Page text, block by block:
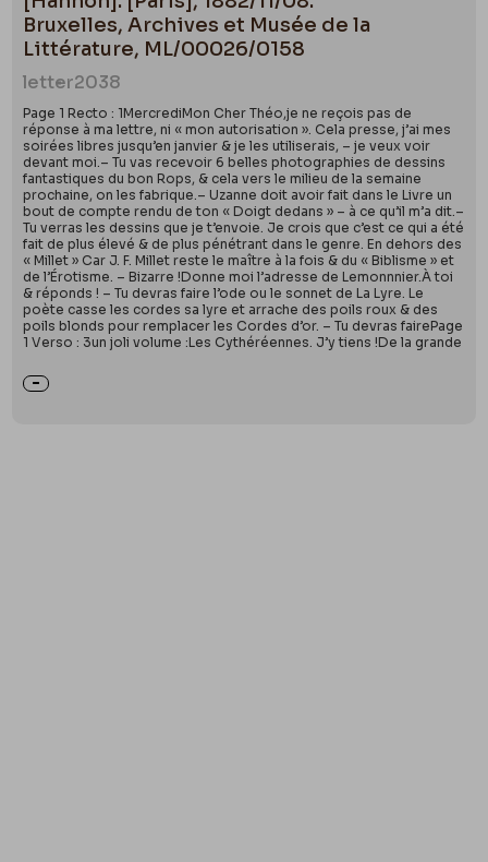
Bruxelles, Archives et Musée de la
Littérature, ML/00026/0158
letter2038
Page 1 Recto : 1MercrediMon Cher Théo,je ne reçois pas de
réponse à ma lettre, ni « mon autorisation ». Cela presse, j’ai mes
soirées libres jusqu’en janvier & je les utiliserais, – je veux voir
devant moi.– Tu vas recevoir 6 belles photographies de dessins
fantastiques du bon Rops, & cela vers le milieu de la semaine
prochaine, on les fabrique.– Uzanne doit avoir fait dans le Livre un
bout de compte rendu de ton « Doigt dedans » – à ce qu’il m’a dit.–
Tu verras les dessins que je t’envoie. Je crois que c’est ce qui a été
fait de plus élevé & de plus pénétrant dans le genre. En dehors des
« Millet » Car J. F. Millet reste le maître à la fois & du « Biblisme » et
de l’Érotisme. – Bizarre !Donne moi l’adresse de Lemonnnier.À toi
& réponds ! – Tu devras faire l’ode ou le sonnet de La Lyre. Le
poète casse les cordes sa lyre et arrache des poils roux & des
poils blonds pour remplacer les Cordes d’or. – Tu devras fairePage
1 Verso : 3un joli volume :Les Cythéréennes. J’y tiens !De la grande